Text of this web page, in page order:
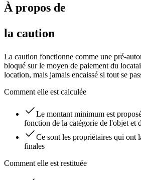
À propos de
la caution
La caution fonctionne comme une pré-
bloqué sur le moyen de paiement du
location, mais jamais encaissé si tout se
Comment elle est calculée
Le montant minimum est
fonction de la catégorie de l'objet et
Ce sont les propriétaires qui ont
finales
Comment elle est restituée